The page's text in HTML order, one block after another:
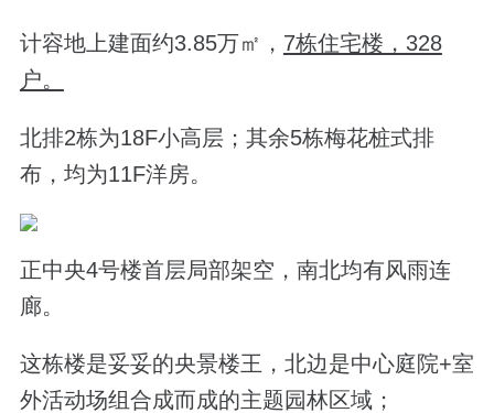
计容地上建面约3.85万㎡， 7栋住宅楼，328
户。
北排2栋为18F小高层；其余5栋梅花桩式排
布，均为11F洋房。
正中央4号楼首层局部架空，南北均有风雨连
廊。
这栋楼是妥妥的央景楼王，北边是中心庭院+室
外活动场组合成而成的主题园林区域；